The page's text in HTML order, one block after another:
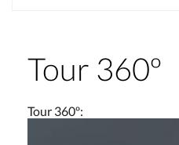
Tour 360º
Tour 360º: